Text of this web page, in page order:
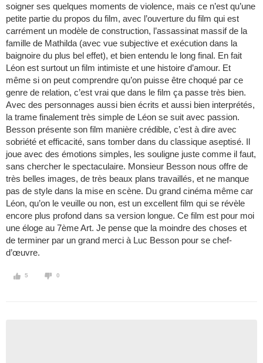
soigner ses quelques moments de violence, mais ce n’est qu’une
petite partie du propos du film, avec l’ouverture du film qui est
carrément un modèle de construction, l’assassinat massif de la
famille de Mathilda (avec vue subjective et exécution dans la
baignoire du plus bel effet), et bien entendu le long final. En fait
Léon est surtout un film intimiste et une histoire d’amour. Et
même si on peut comprendre qu’on puisse être choqué par ce
genre de relation, c’est vrai que dans le film ça passe très bien.
Avec des personnages aussi bien écrits et aussi bien interprétés,
la trame finalement très simple de Léon se suit avec passion.
Besson présente son film manière crédible, c’est à dire avec
sobriété et efficacité, sans tomber dans du classique aseptisé. Il
joue avec des émotions simples, les souligne juste comme il faut,
sans chercher le spectaculaire. Monsieur Besson nous offre de
très belles images, de très beaux plans travaillés, et ne manque
pas de style dans la mise en scène. Du grand cinéma même car
Léon, qu’on le veuille ou non, est un excellent film qui se révèle
encore plus profond dans sa version longue. Ce film est pour moi
une éloge au 7ème Art. Je pense que la moindre des choses et
de terminer par un grand merci à Luc Besson pour se chef-
d’œuvre.
5 0